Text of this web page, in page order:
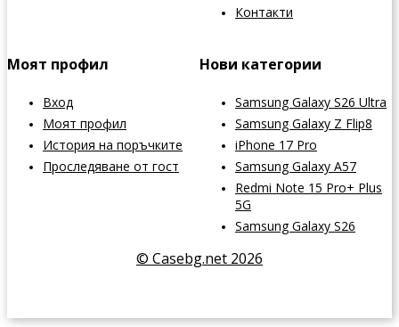
Контакти
Моят профил
Вход
Моят профил
История на поръчките
Проследяване от гост
Нови категории
Samsung Galaxy S26 Ultra
Samsung Galaxy Z Flip8
iPhone 17 Pro
Samsung Galaxy A57
Redmi Note 15 Pro+ Plus
5G
Samsung Galaxy S26
© Casebg.net 2026